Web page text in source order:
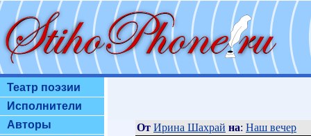
Театр поэзии
Исполнители
Авторы
От Ирина Шахрай на: Наш вечер